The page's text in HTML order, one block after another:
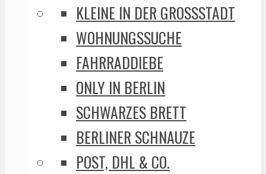
KLEINE IN DER GROSSSTADT
WOHNUNGSSUCHE
FAHRRADDIEBE
ONLY IN BERLIN
SCHWARZES BRETT
BERLINER SCHNAUZE
POST, DHL & CO.